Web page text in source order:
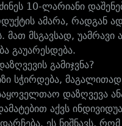
10-ლარიანი
ამარა, რადგან
მსგავსად, უამრავი
გაუარესდება.
გამიჯვნა?
სჭირდება,
დაზღვევა
აქვს
ეს ნიშნავს,